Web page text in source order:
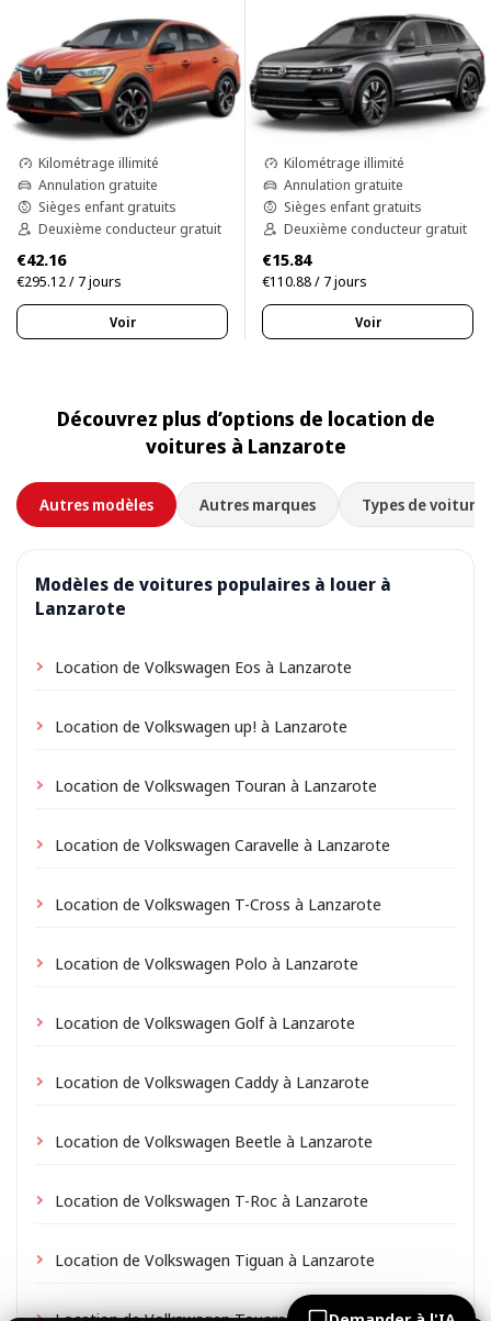
Kilométrage illimité
Annulation gratuite
Sièges enfant gratuits
Deuxième conducteur gratuit
€42.16
€295.12 / 7 jours
Voir
Kilométrage illimité
Annulation gratuite
Sièges enfant gratuits
Deuxième conducteur gratuit
€15.84
€110.88 / 7 jours
Voir
Découvrez plus d’options de location de
voitures à Lanzarote
Autres modèles Autres marques Types de voitures
Modèles de voitures populaires à louer à
Lanzarote
Location de Volkswagen Eos à Lanzarote
Location de Volkswagen up! à Lanzarote
Location de Volkswagen Touran à Lanzarote
Location de Volkswagen Caravelle à Lanzarote
Location de Volkswagen T-Cross à Lanzarote
Location de Volkswagen Polo à Lanzarote
Location de Volkswagen Golf à Lanzarote
Location de Volkswagen Caddy à Lanzarote
Location de Volkswagen Beetle à Lanzarote
Location de Volkswagen T-Roc à Lanzarote
Location de Volkswagen Tiguan à Lanzarote